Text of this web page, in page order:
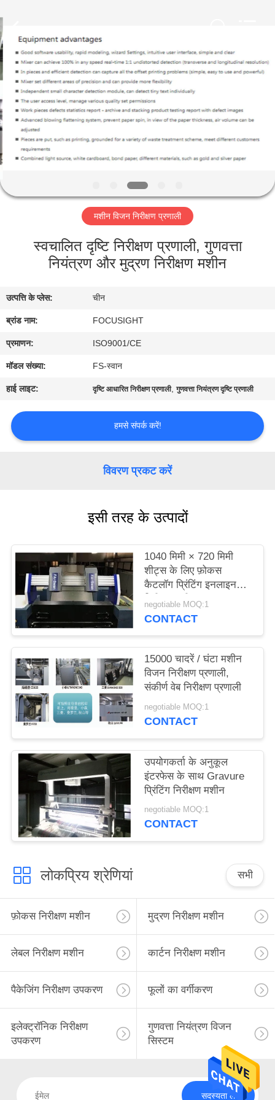
घर
उत्पादों
हमारे
बारे
में
भ्रमण
नियंत्रण
संपर्क
करें
एक
साइटमैप
PRIVACY
POLICY
Technology
All
Rights
Reserved.
मशीन विजन निरीक्षण प्रणाली
स्वचालित दृष्टि निरीक्षण प्रणाली, गुणवत्ता
नियंत्रण और मुद्रण निरीक्षण मशीन
उत्पत्ति के प्लेस: चीन
ब्रांड नाम: FOCUSIGHT
प्रमाणन: ISO9001/CE
मॉडल संख्या: FS-स्वान
हाई लाइट: दृष्टि आधारित निरीक्षण प्रणाली,गुणवत्ता नियंत्रण दृष्टि प्रणाली
हमसे संपर्क करें!
विवरण प्रकट करें
इसी तरह के उत्पादों
1040 मिमी × 720 मिमी
शीट्स के लिए फ़ोकस
कैटलॉग प्रिंटिंग इनलाइन
निरीक्षण मशीन एफएस-स्वान
negotiable MOQ:1
CONTACT
15000 चादरें / घंटा मशीन
विजन निरीक्षण प्रणाली,
संकीर्ण वेब निरीक्षण प्रणाली
negotiable MOQ:1
CONTACT
उपयोगकर्ता के अनुकूल
इंटरफेस के साथ Gravure
प्रिंटिंग निरीक्षण मशीन
negotiable MOQ:1
CONTACT
लोकप्रिय श्रेणियां सभी
फ़ोकस निरीक्षण मशीन मुद्रण निरीक्षण मशीन
लेबल निरीक्षण मशीन कार्टन निरीक्षण मशीन
पैकेजिंग निरीक्षण उपकरण फूलों का वर्गीकरण
इलेक्ट्रॉनिक निरीक्षण
उपकरण
गुणवत्ता नियंत्रण विजन
सिस्टम
सदस्यता लें